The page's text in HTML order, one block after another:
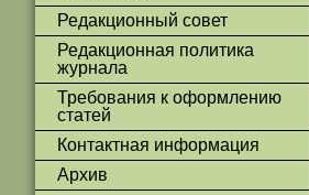
Редакционный совет
Редакционная политика
журнала
Требования к оформлению
статей
Контактная информация
Архив